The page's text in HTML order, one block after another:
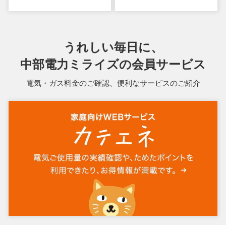
うれしい毎日に、
中部電力ミライズの会員サービス
電気・ガス料金のご確認、便利なサービスのご紹介